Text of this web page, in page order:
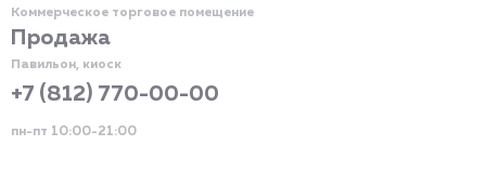
Коммерческое торговое помещение
Продажа
Павильон, киоск
+7 (812) 770-00-00
пн-пт 10:00-21:00